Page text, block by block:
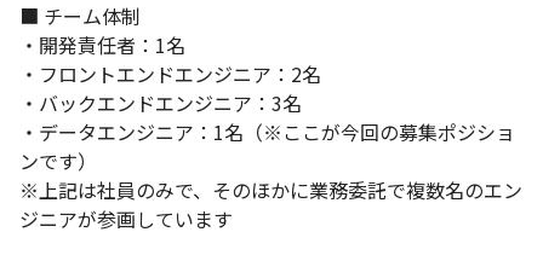
世界の大量廃棄問題の解決に繋がる業務です。
■ チーム体制
・開発責任者：1名
・フロントエンドエンジニア：2名
・バックエンドエンジニア：3名
・データエンジニア：1名（※ここが今回の募集ポジショ
ンです）
※上記は社員のみで、そのほかに業務委託で複数名のエン
ジニアが参画しています